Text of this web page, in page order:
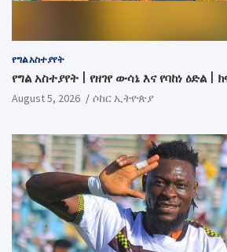
የግል አስተያየት
የግል አስተያየት | የዘገየ ውሳኔ እና የባከነ ዕድል |
August 5, 2026 ሶከር ኢትዮጵያ